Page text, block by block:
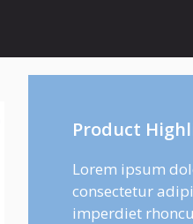
Product
Lorem ipsum
consectetur
imperdiet